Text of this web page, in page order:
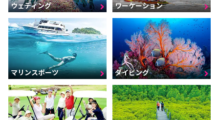
ウェディング ワーケーション
マリンスポーツ ダイビング